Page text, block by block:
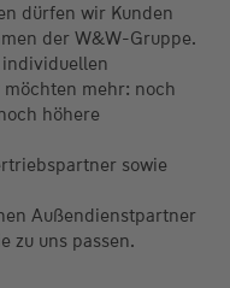
dürfen wir Kunden
der W&W-Gruppe.
mehr: noch
höhere
sowie
Außendienstpartner
zu uns passen.